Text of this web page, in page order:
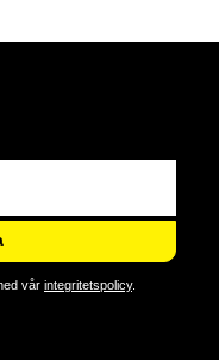
vår integritetspolicy.